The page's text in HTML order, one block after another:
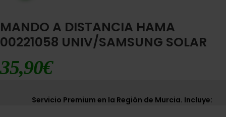
MANDO A DISTANCIA HAMA
00221058 UNIV/SAMSUNG SOLAR
35,90€
Servicio Premium en la Región de Murcia. Incluye: